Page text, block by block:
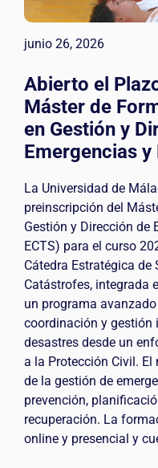
junio 26, 2026
Abierto el
Máster de
en Gestión y
Emergencias y
La Universidad de
preinscripción del
Gestión y Dirección de
ECTS) para el curso
Cátedra Estratégica de
Catástrofes, integrada
un programa
coordinación y gestión
desastres desde un
a la Protección Civil.
de la gestión de
prevención,
recuperación. La
online y presencial y